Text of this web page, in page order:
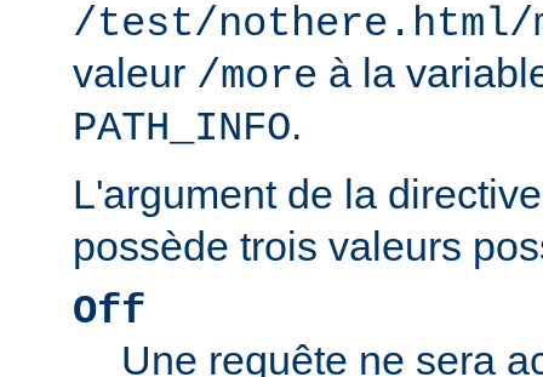
/test/nothere.html/
valeur /more à la
PATH_INFO.
L'argument de la
possède trois valeurs
Off
Une requête ne sera